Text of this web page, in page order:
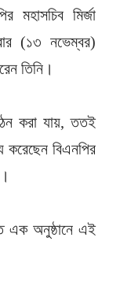
মহাসচিব মির্জা
(১৩ নভেম্বর)
তিনি।
করা যায়, ততই
বিএনপির
এক অনুষ্ঠানে এই